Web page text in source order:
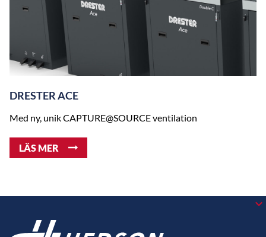
DRESTER ACE
Med ny, unik CAPTURE@SOURCE ventilation
LÄS MER